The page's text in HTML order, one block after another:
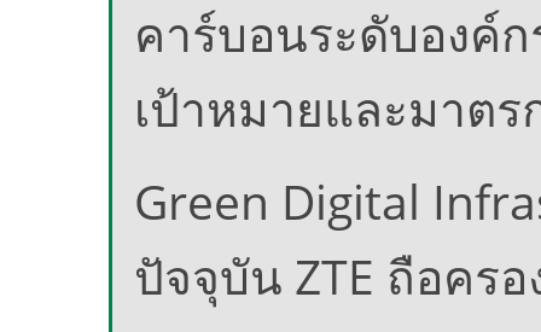
คาร์บอนระดับองค์
เป้าหมายและมาต
Green Digital
ปัจจุบัน ZTE ถือคร